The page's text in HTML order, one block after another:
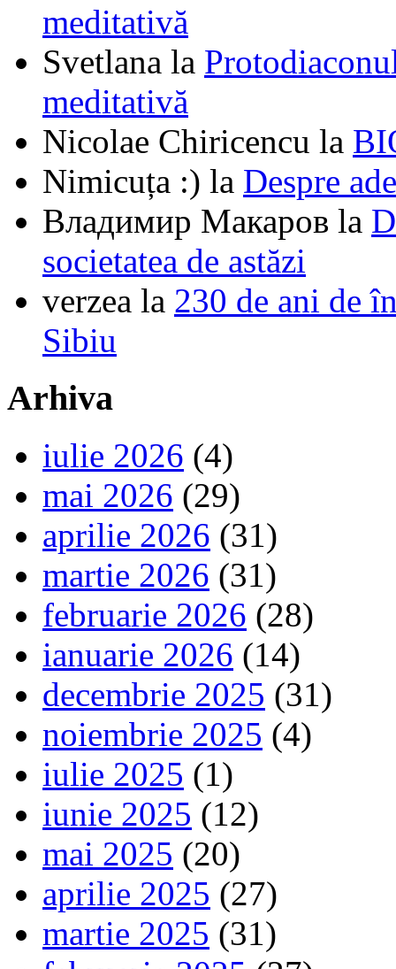
meditativă
Svetlana la
meditativă
Nicolae Chiricencu la
Nimicuța :) la Despre
Владимир Макаров la
societatea de astăzi
verzea la 230 de ani de
Sibiu
Arhiva
iulie 2026 (4)
mai 2026 (29)
aprilie 2026 (31)
martie 2026 (31)
februarie 2026 (28)
ianuarie 2026 (14)
decembrie 2025 (31)
noiembrie 2025 (4)
iulie 2025 (1)
iunie 2025 (12)
mai 2025 (20)
aprilie 2025 (27)
martie 2025 (31)